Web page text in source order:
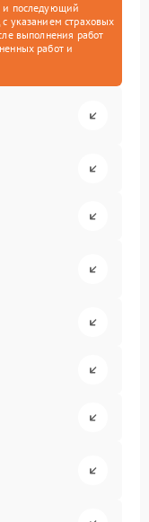
и последующий
указанием страховых
выполнения работ
работ и